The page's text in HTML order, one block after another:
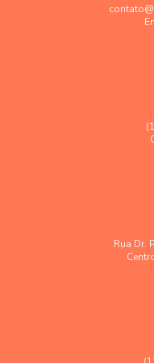
Empresa de
Empresa de topografia
Empresa faz
Georreferenciamento
Laudo técnico
Levantamento
Levantamento
Levantamento
Rua Dr.